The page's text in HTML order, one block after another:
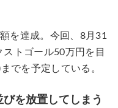
を達成。今回、8月31
ストゴール50万円を目
でを予定している。
を放置してしまう